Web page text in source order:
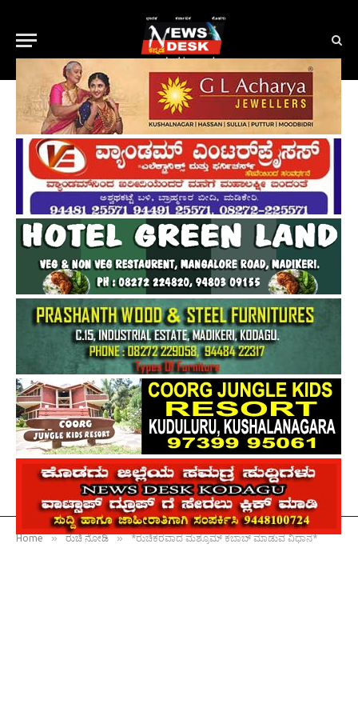
Home » ರುಚಿ ನೋಡಿ » *ರುಚಿಕರವಾದ ಮಶ್ರೂಮ್ ಕಬಾಬ್ ಮಾಡುವ ವಿಧಾನ*